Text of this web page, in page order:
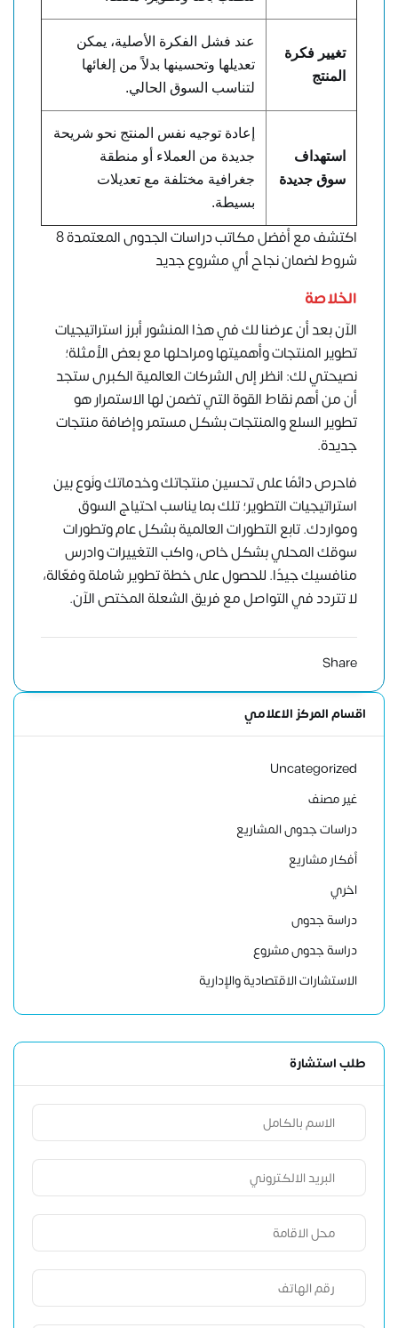
تغيير فكرة
المنتج
عند فشل الفكرة الأصلية، يمكن
تعديلها وتحسينها بدلاً من إلغائها
لتناسب السوق الحالي.
استهداف
سوق جديدة
إعادة توجيه نفس المنتج نحو شريحة
جديدة من العملاء أو منطقة
جغرافية مختلفة مع تعديلات
بسيطة.
اكتشف مع أفضل مكاتب دراسات الجدوى المعتمدة 8
شروط لضمان نجاح أي مشروع جديد
الخلاصة
الآن بعد أن عرضنا لك في هذا المنشور أبرز استراتيجيات
تطوير المنتجات وأهميتها ومراحلها مع بعض الأمثلة؛
نصيحتي لك: انظر إلىالشركات العالمية الكبرىستجد
أن من أهم نقاط القوة التي تضمن لها الاستمرار هو
تطوير السلع والمنتجات بشكل مستمر وإضافة منتجات
جديدة.
فاحرص دائمًا على تحسين منتجاتك وخدماتك ونَوع بين
استراتيجيات التطوير؛ تلك بما يناسب احتياج السوق
ومواردك. تابع التطورات العالمية بشكل عام وتطورات
سوقك المحلي بشكل خاص، واكب التغييرات وادرس
منافسيك جيدًا. للحصول على خطة تطوير شاملة وفعّالة،
لا تتردد فيالتواصل مع فريق الشعلة المختص الآن.
Share
اقسام المركز الاعلامي
Uncategorized
غير مصنف
دراسات جدوى المشاريع
أفكار مشاريع
اخري
دراسة جدوى
دراسة جدوى مشروع
الاستشارات الاقتصادية والإدارية
طلب استشارة